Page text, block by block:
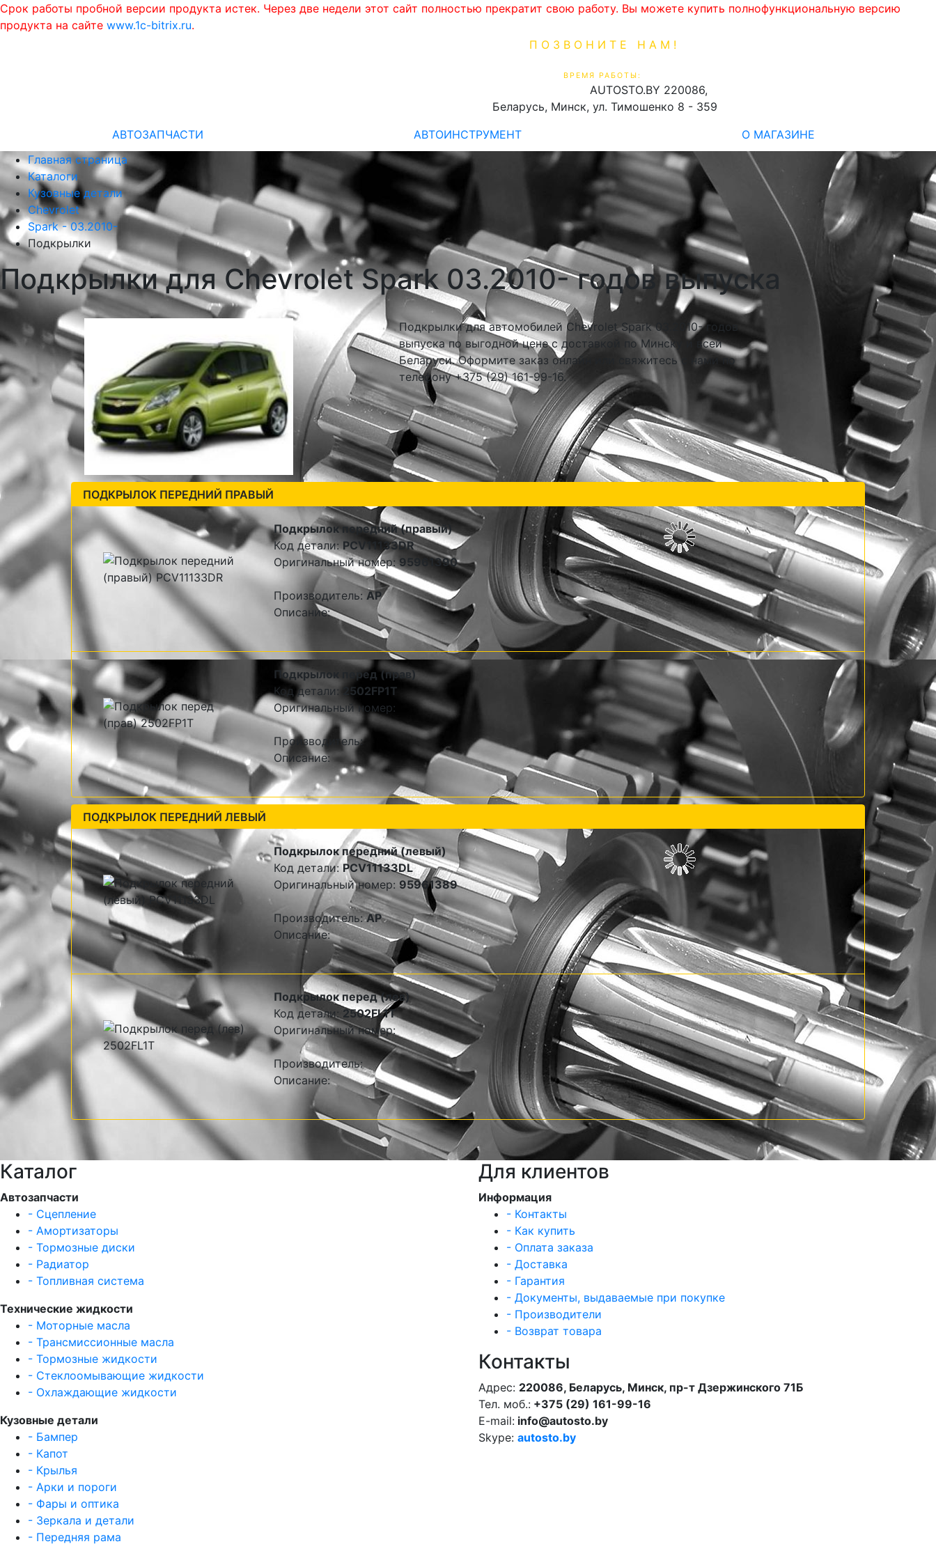
Срок работы пробной версии продукта истек. Через две недели этот сайт полностью прекратит свою работу. Вы можете купить полнофункциональную версию
продукта на сайте www.1c-bitrix.ru.
ПОЗВОНИТЕ НАМ!
ВРЕМЯ РАБОТЫ:
AUTOSTO.BY 220086,
Беларусь, Минск, ул. Тимошенко 8 - 359
АВТОЗАПЧАСТИ АВТОИНСТРУМЕНТ
О МАГАЗИНЕ
Главная страница
Каталоги
Кузовные детали
Chevrolet
Spark - 03.2010-
Подкрылки
Подкрылки для Chevrolet Spark 03.2010- годов выпуска
Подкрылки для автомобилей Chevrolet Spark 03.2010- годов
выпуска по выгодной цене с доставкой по Минску и всей
Беларуси. Оформите заказ онлайн или свяжитесь с нами по
телефону +375 (29) 161-99-16.
ПОДКРЫЛОК ПЕРЕДНИЙ ПРАВЫЙ
Подкрылок передний (правый)
Код детали:PCV11133DR
Оригинальный номер:95961390
Производитель: AP
Описание:
Подкрылок перед (прав)
Код детали:
2502FP1T
Оригинальный номер:
Производитель:
Описание:
ПОДКРЫЛОК ПЕРЕДНИЙ ЛЕВЫЙ
Подкрылок передний (левый)
Код детали:PCV11133DL
Оригинальный номер: 95961389
Производитель:AP
Описание:
Подкрылок перед (лев)
Код детали: 2502FL1T
Оригинальный номер:
Производитель:
Описание:
Каталог
Автозапчасти
- Сцепление
- Амортизаторы
- Тормозные диски
- Радиатор
- Топливная система
Технические жидкости
- Моторные масла
- Трансмиссионные масла
- Тормозные жидкости
- Стеклоомывающие жидкости
- Охлаждающие жидкости
Кузовные детали
- Бампер
- Капот
- Крылья
- Арки и пороги
- Фары и оптика
- Зеркала и детали
- Передняя рама
Для клиентов
Информация
- Контакты
- Как купить
- Оплата заказа
- Доставка
- Гарантия
- Документы, выдаваемые при покупке
- Производители
- Возврат товара
Контакты
Адрес: 220086, Беларусь, Минск, пр-т Дзержинского 71Б
Тел. моб.: +375 (29) 161-99-16
E-mail: info@autosto.by
Skype: autosto.by